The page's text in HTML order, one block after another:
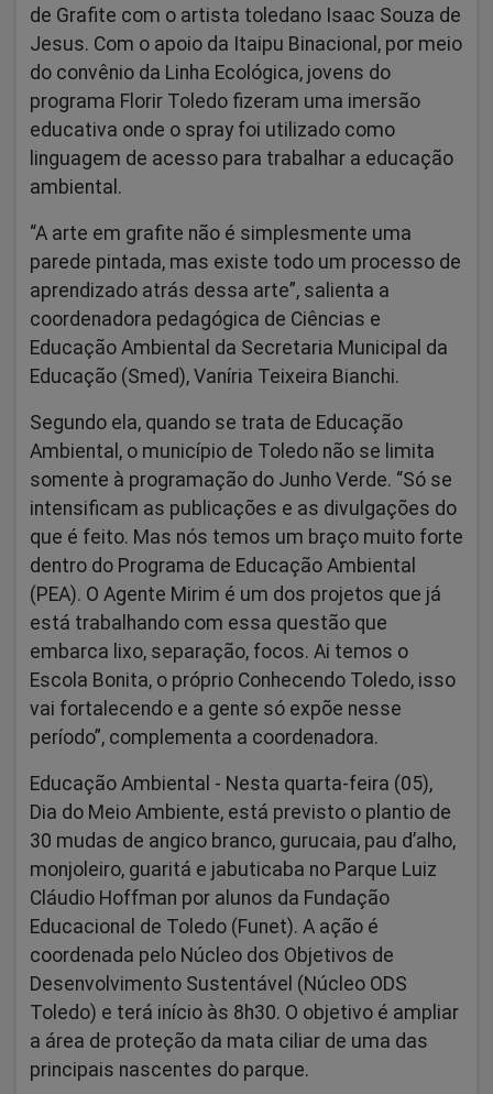
de Grafite com o artista toledano Isaac Souza de
Jesus. Com o apoio da Itaipu Binacional, por meio
do convênio da Linha Ecológica, jovens do
programa Florir Toledo fizeram uma imersão
educativa onde o spray foi utilizado como
linguagem de acesso para trabalhar a educação
ambiental.
“A arte em grafite não é simplesmente uma
parede pintada, mas existe todo um processo de
aprendizado atrás dessa arte”, salienta a
coordenadora pedagógica de Ciências e
Educação Ambiental da Secretaria Municipal da
Educação (Smed), Vaníria Teixeira Bianchi.
Segundo ela, quando se trata de Educação
Ambiental, o município de Toledo não se limita
somente à programação do Junho Verde. “Só se
intensificam as publicações e as divulgações do
que é feito. Mas nós temos um braço muito forte
dentro do Programa de Educação Ambiental
(PEA). O Agente Mirim é um dos projetos que já
está trabalhando com essa questão que
embarca lixo, separação, focos. Ai temos o
Escola Bonita, o próprio Conhecendo Toledo, isso
vai fortalecendo e a gente só expõe nesse
período”, complementa a coordenadora.
Educação Ambiental - Nesta quarta-feira (05),
Dia do Meio Ambiente, está previsto o plantio de
30 mudas de angico branco, gurucaia, pau d’alho,
monjoleiro, guaritá e jabuticaba no Parque Luiz
Cláudio Hoffman por alunos da Fundação
Educacional de Toledo (Funet). A ação é
coordenada pelo Núcleo dos Objetivos de
Desenvolvimento Sustentável (Núcleo ODS
Toledo) e terá início às 8h30. O objetivo é ampliar
a área de proteção da mata ciliar de uma das
principais nascentes do parque.